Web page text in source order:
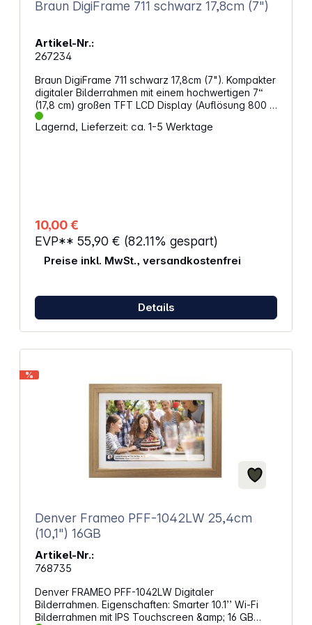
Braun DigiFrame 711 schwarz 17,8cm (7")
Artikel-Nr.:
267234
Braun DigiFrame 711 schwarz 17,8cm (7"). Kompakter
digitaler Bilderrahmen mit einem hochwertigen 7“
(17,8 cm) großen TFT LCD Display (Auflösung 800 x
480 Pixel) zur Wiedergabe Ihrer digitalen Bilder:
Braun DigiFrame 711Hervorragende Ausleuchtung
Benutzerfreundliche OSD-Bildschirm-Menüführung
in verschiedenen Sprachen Geeignet für folgende
Speicherkarten: SD, SDHC, MMC und für USB-
Speichersticks Unterstützt digitale Bilder im JPEG
Format Miniaturbildanzeige als Bildvorschau
diversen Bildübergängen möglich Diaschau-
Funktion automatisch nach Einsetzen der
Speicherkarte, Zufallswiedergabe Zoom-Funktion,
Bilder drehen, Einstellungen für Helligkeit, Kontrast
Auto-Start, sobald Gerät mit dem Stromnetz
verbunden ist Dateiverwaltung mit Kopier- und
Löschfunktion Formatumschaltung zwischen 16:9 und
Lagernd, Lieferzeit: ca. 1-5 Werktage
10,00 €
EVP** 55,90 € (82.11% gespart)
Preise inkl. MwSt., versandkostenfrei
Details
%
Denver Frameo PFF-1042LW 25,4cm
(10,1") 16GB
Artikel-Nr.:
768735
Denver FRAMEO PFF-1042LW Digitaler
Bilderrahmen. Eigenschaften: Smarter 10.1’’ Wi-Fi
Bilderrahmen mit IPS Touchscreen &amp; 16 GB